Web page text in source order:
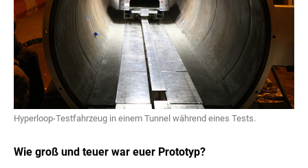
Hyperloop-Testfahrzeug in einem Tunnel während eines Tests.
Wie groß und teuer war euer Prototyp?